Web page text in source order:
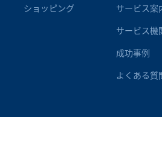
ショッピング サービス案
サービス機
成功事例
よくある質